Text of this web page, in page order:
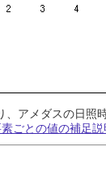
、アメダスの日照
ごとの値の補足説